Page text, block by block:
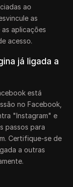
ao
as
aplicações
acesso.
já ligada a
está
no Facebook,
"Instagram" e
passos para
Certifique-se de
a outras